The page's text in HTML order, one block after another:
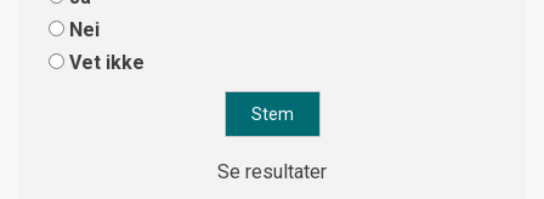
Nei
Vet ikke
Se resultater